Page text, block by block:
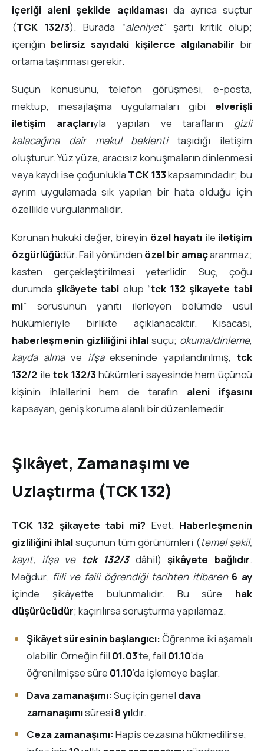
içeriği aleni şekilde açıklamasıda ayrıca suçtur
(TCK 132/3). Burada “aleniyet” şartı kritik olup;
içeriğin belirsiz sayıdaki kişilerce algılanabilir bir
ortama taşınması gerekir.
Suçun konusunu, telefon görüşmesi, e-posta,
mektup, mesajlaşma uygulamaları gibi elverişli
iletişim araçlarıyla yapılan ve tarafların gizli
kalacağına dair makul beklentitaşıdığı iletişim
oluşturur. Yüz yüze, aracısız konuşmaların dinlenmesi
veya kaydı ise çoğunlukla TCK 133kapsamındadır; bu
ayrım uygulamada sık yapılan bir hata olduğu için
özellikle vurgulanmalıdır.
Korunan hukuki değer, bireyin özel hayatı ile iletişim
özgürlüğüdür. Fail yönünden özel bir amaçaranmaz;
kasten gerçekleştirilmesi yeterlidir. Suç, çoğu
durumda şikâyete tabi olup “tck 132 şikayete tabi
mi” sorusunun yanıtı ilerleyen bölümde usul
hükümleriyle birlikte açıklanacaktır. Kısacası,
haberleşmenin gizliliğini ihlal suçu; okuma/dinleme,
kayda almave ifşaekseninde yapılandırılmış,tck
132/2 iletck 132/3 hükümleri sayesinde hem üçüncü
kişinin ihlallerini hem de tarafın aleni ifşasını
kapsayan, geniş koruma alanlı bir düzenlemedir.
Şikâyet, Zamanaşımı ve
Uzlaştırma (TCK 132)
TCK 132 şikayete tabi mi? Evet. Haberleşmenin
gizliliğini ihlalsuçunun tüm görünümleri (temel şekil,
kayıt, ifşa ve tck 132/3dâhil)şikâyete bağlıdır.
Mağdur, fiili ve faili öğrendiği tarihten itibaren 6 ay
içinde şikâyette bulunmalıdır. Bu süre hak
düşürücüdür; kaçırılırsa soruşturma yapılamaz.
Şikâyet süresinin başlangıcı:Öğrenme iki aşamalı
olabilir. Örneğin fiil 01.03’te, fail 01.10’da
öğrenilmişse süre 01.10’da işlemeye başlar.
Dava zamanaşımı:Suç için genel dava
zamanaşımısüresi 8 yıldır.
Ceza zamanaşımı:Hapis cezasına hükmedilirse,